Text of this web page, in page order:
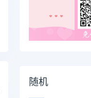
随机